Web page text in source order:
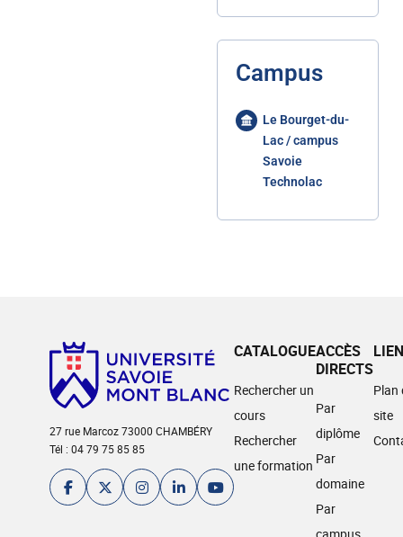
Campus
Le Bourget-du-
Lac / campus
Savoie
Technolac
27 rue Marcoz 73000 CHAMBÉRY
Tél : 04 79 75 85 85
CATALOGUE
Rechercher un
cours
Rechercher
une formation
ACCÈS
DIRECTS
Par
diplôme
Par
domaine
Par
Plan
site